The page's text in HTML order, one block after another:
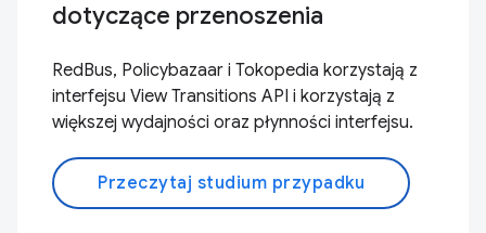
dotyczące przenoszenia
RedBus, Policybazaar i Tokopedia korzystają z
interfejsu View Transitions API i korzystają z
większej wydajności oraz płynności interfejsu.
Przeczytaj studium przypadku